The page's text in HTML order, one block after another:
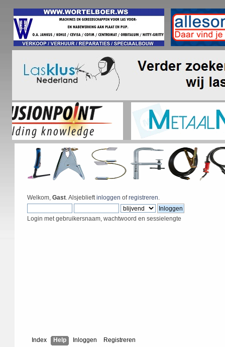
Welkom, Gast. Alsjeblieftinloggen ofregistreren.
Login met gebruikersnaam, wachtwoord en sessielengte
Index Help Inloggen Registreren